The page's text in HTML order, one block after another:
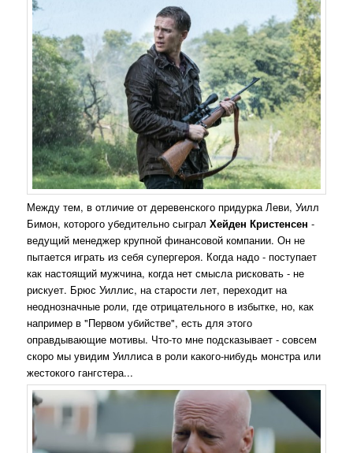
Между тем, в отличие от деревенского придурка Леви, Уилл
Бимон, которого убедительно сыграл Хейден Кристенсен-
ведущий менеджер крупной финансовой компании. Он не
пытается играть из себя супергероя. Когда надо - поступает
как настоящий мужчина, когда нет смысла рисковать - не
рискует. Брюс Уиллис, на старости лет, переходит на
неоднозначные роли, где отрицательного в избытке, но, как
например в "Первом убийстве", есть для этого
оправдывающие мотивы. Что-то мне подсказывает - совсем
скоро мы увидим Уиллиса в роли какого-нибудь монстра или
жестокого гангстера...